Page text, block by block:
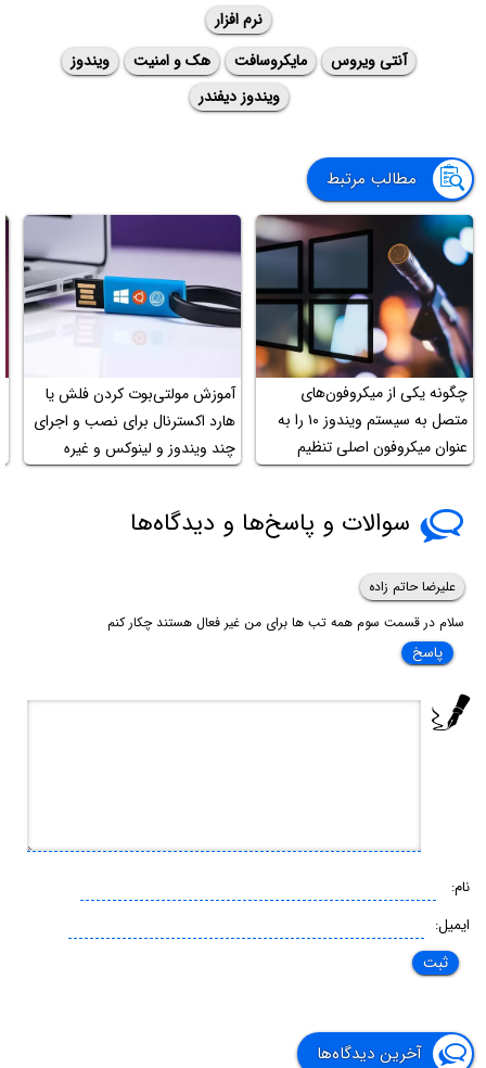
نرم افزار
آنتی ویروس
مایکروسافت هک و امنیت
ویندوز
ویندوز دیفندر
مطالب مرتبط
چگونه یکی از میکروفون‌های
متصل به سیستم ویندوز ۱۰ را به
عنوان میکروفون اصلی تنظیم
کنیم؟
آموزش مولتی‌بوت کردن فلش یا
هارد اکسترنال برای نصب و اجرای
چند ویندوز و لینوکس و غیره
سوالات و پاسخ‌ها و دیدگاه‌ها
علیرضا حاتم زاده
سلام در قسمت سوم همه تب ها برای من غیر فعال هستند چکار کنم
پاسخ
نام:
ایمیل:
آخرین دیدگاه‌ها